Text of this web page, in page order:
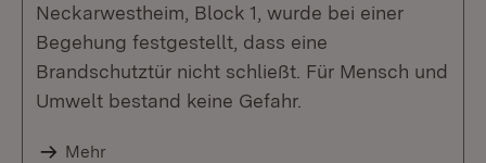
Neckarwestheim, Block 1, wurde bei einer
Begehung festgestellt, dass eine
Brandschutztür nicht schließt. Für Mensch und
Umwelt bestand keine Gefahr.
Mehr